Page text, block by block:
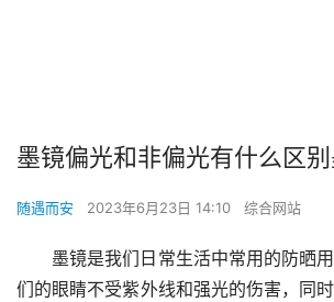
墨镜偏光和非偏光有什么区别
随遇而安 2023年6月23日 14:10 综合网站
墨镜是我们日常生活中常用的防晒
们的眼睛不受紫外线和强光的伤害，同